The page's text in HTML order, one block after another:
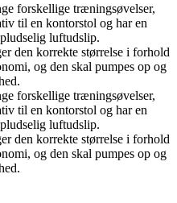
forskellige træningsøvelser,
til en kontorstol og har en
luftudslip.
den korrekte størrelse i forhold
og den skal pumpes op og
forskellige træningsøvelser,
til en kontorstol og har en
luftudslip.
den korrekte størrelse i forhold
og den skal pumpes op og